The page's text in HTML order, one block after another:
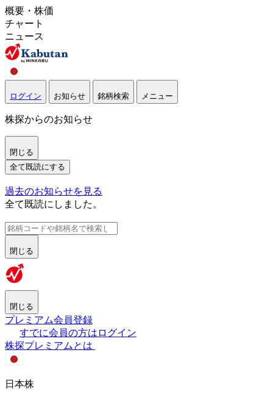
概要・株価
チャート
ニュース
ログイン お知らせ 銘柄検索 メニュー
株探からのお知らせ
閉じる
全て既読にする
過去のお知らせを見る
全て既読にしました。
閉じる
閉じる
プレミアム会員登録
すでに会員の方はログイン
株探プレミアムとは
日本株